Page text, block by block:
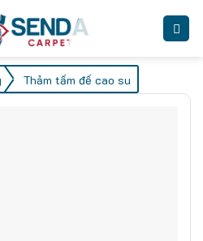
/ Thảm tấm đế cao su